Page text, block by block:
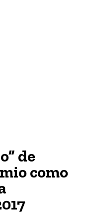
de
como